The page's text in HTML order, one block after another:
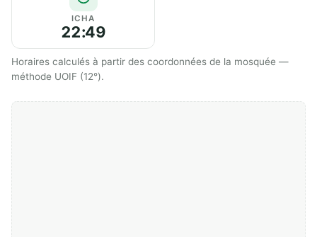
ICHA
22:49
Horaires calculés à partir des coordonnées de la mosquée —
méthode UOIF (12°).